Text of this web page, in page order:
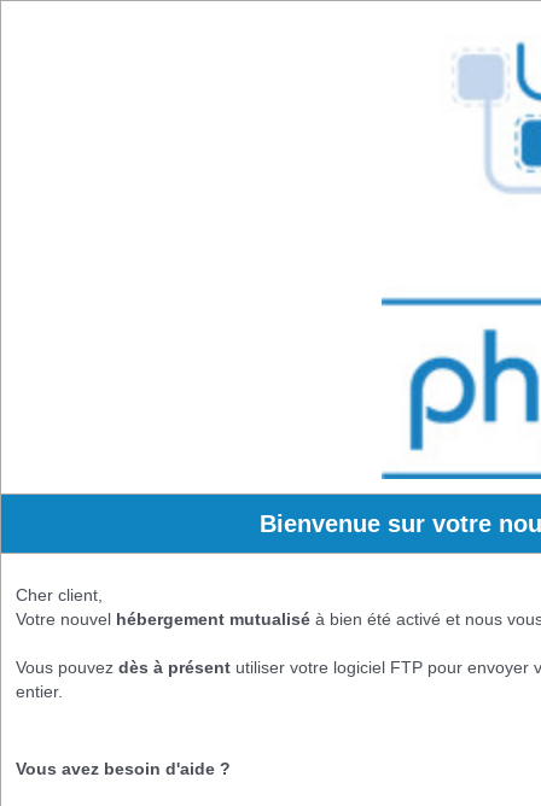
Bienvenue sur votre
Cher client,
Votre nouvel hébergement mutualisé à bien été activé et nous
Vous pouvez dès à présent utiliser votre logiciel FTP pour envoyer
entier.
Vous avez besoin d'aide ?